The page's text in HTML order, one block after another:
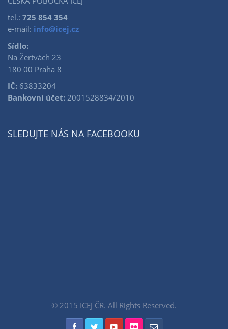
tel.: 725 854 354
e-mail: info@icej.cz
Sídlo:
Na Žertvách 23
180 00 Praha 8
IČ: 63833204
Bankovní účet: 2001528834/2010
SLEDUJTE NÁS NA FACEBOOKU
© 2015 ICEJ ČR. All Rights Reserved.